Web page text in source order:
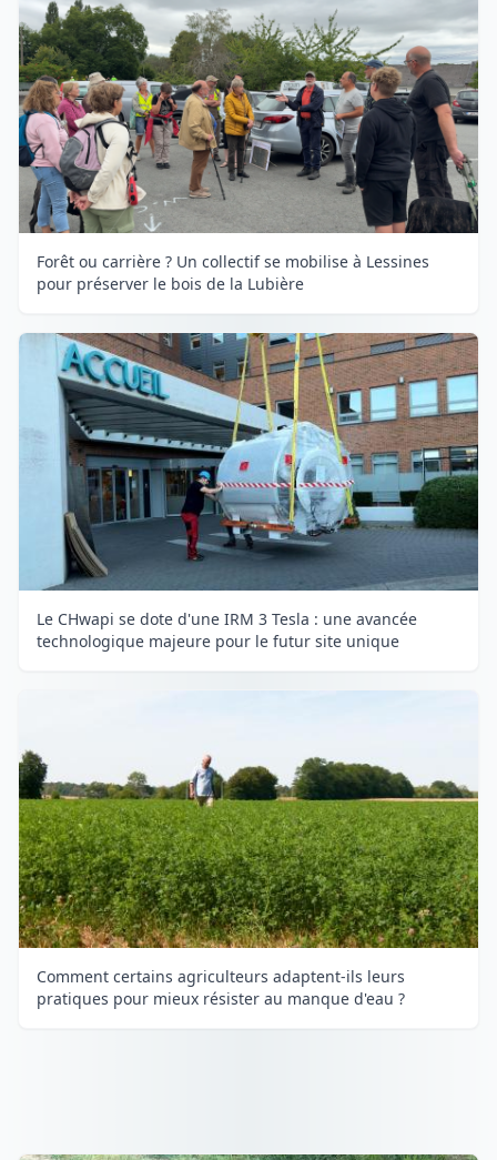
Forêt ou carrière ? Un collectif se mobilise à Lessines
pour préserver le bois de la Lubière
Le CHwapi se dote d'une IRM 3 Tesla : une avancée
technologique majeure pour le futur site unique
Comment certains agriculteurs adaptent-ils leurs
pratiques pour mieux résister au manque d'eau ?